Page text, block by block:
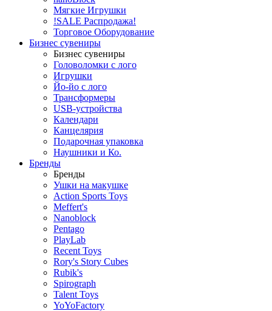
Мягкие Игрушки
!SALE Распродажа!
Торговое Оборудование
Бизнес сувениры
Бизнес сувениры
Головоломки с лого
Игрушки
Йо-йо с лого
Трансформеры
USB-устройства
Календари
Канцелярия
Подарочная упаковка
Наушники и Ко.
Бренды
Бренды
Ушки на макушке
Action Sports Toys
Meffert's
Nanoblock
Pentago
PlayLab
Recent Toys
Rory's Story Cubes
Rubik's
Spirograph
Talent Toys
YoYoFactory